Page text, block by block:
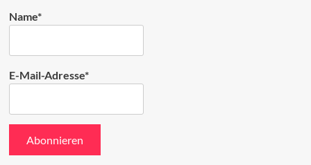
Name*
E-Mail-Adresse*